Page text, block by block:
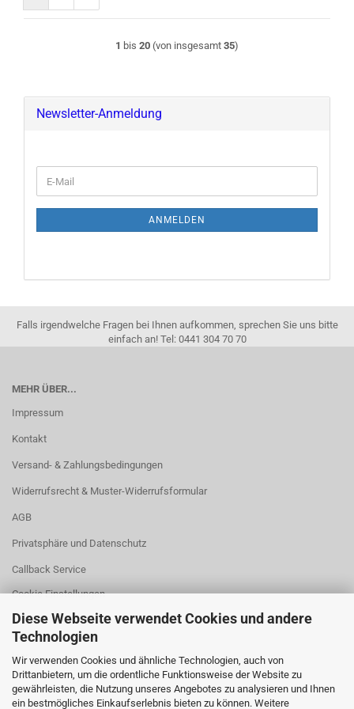
Diese Webseite verwendet Cookies und andere
Technologien
Wir verwenden Cookies und ähnliche Technologien, auch von
Drittanbietern, um die ordentliche Funktionsweise der Website zu
gewährleisten, die Nutzung unseres Angebotes zu analysieren und Ihnen
ein bestmögliches Einkaufserlebnis bieten zu können. Weitere
1 bis 20 (von insgesamt 35)
Newsletter-Anmeldung
E-
Mail
ANMELDEN
Falls irgendwelche Fragen bei Ihnen aufkommen, sprechen Sie uns bitte
einfach an! Tel: 0441 304 70 70
MEHR ÜBER...
Impressum
Kontakt
Versand- & Zahlungsbedingungen
Widerrufsrecht & Muster-Widerrufsformular
AGB
Privatsphäre und Datenschutz
Callback Service
Cookie Einstellungen
leer